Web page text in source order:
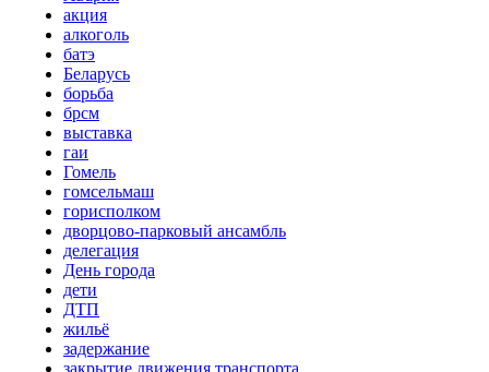
акция
алкоголь
батэ
Беларусь
борьба
брсм
выставка
гаи
Гомель
гомсельмаш
горисполком
дворцово-парковый ансамбль
делегация
День города
дети
ДТП
жильё
задержание